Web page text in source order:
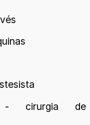
- cirurgia de